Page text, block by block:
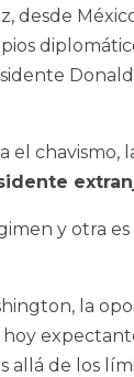
desde
el chavismo,
y otra
la
de los